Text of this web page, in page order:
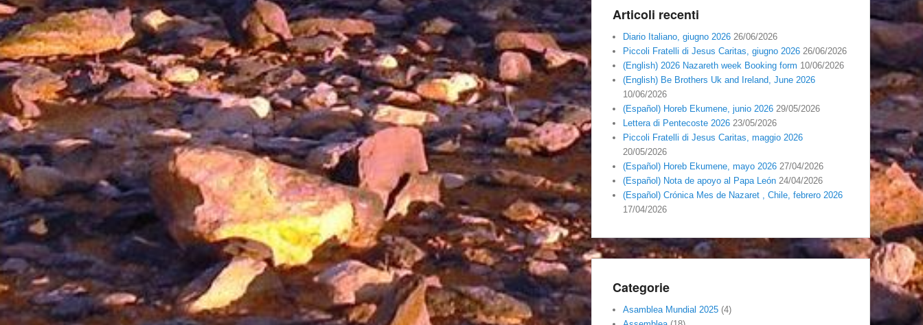
Articoli recenti
Diario Italiano, giugno 2026 26/06/2026
Piccoli Fratelli di Jesus Caritas, giugno 2026 26/06/2026
(English) 2026 Nazareth week Booking form 10/06/2026
(English) Be Brothers Uk and Ireland, June 2026
10/06/2026
(Español) Horeb Ekumene, junio 2026 29/05/2026
Lettera di Pentecoste 2026 23/05/2026
Piccoli Fratelli di Jesus Caritas, maggio 2026
20/05/2026
(Español) Horeb Ekumene, mayo 2026 27/04/2026
(Español) Nota de apoyo al Papa León 24/04/2026
(Español) Crónica Mes de Nazaret , Chile, febrero 2026
17/04/2026
Categorie
Asamblea Mundial 2025 (4)